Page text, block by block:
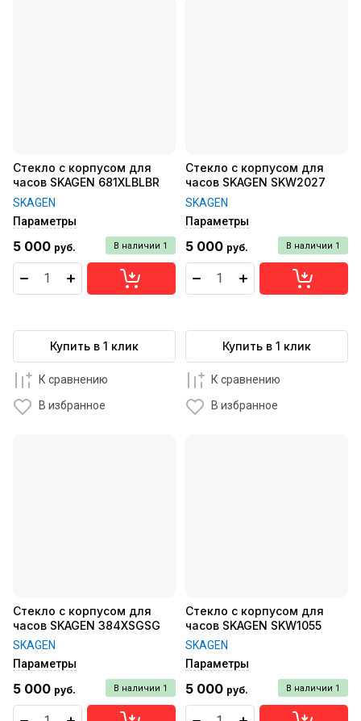
Стекло с корпусом для
часов SKAGEN 681XLBLBR
SKAGEN
Параметры
В наличии 1
5 000 руб.
Купить в 1 клик
К сравнению
В избранное
Стекло с корпусом для
часов SKAGEN SKW2027
SKAGEN
Параметры
В наличии 1
5 000 руб.
Купить в 1 клик
К сравнению
В избранное
Стекло с корпусом для
часов SKAGEN 384XSGSG
SKAGEN
Параметры
В наличии 1
5 000 руб.
Стекло с корпусом для
часов SKAGEN SKW1055
SKAGEN
Параметры
В наличии 1
5 000 руб.